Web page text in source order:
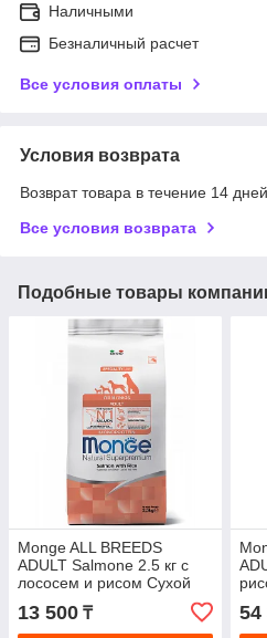
Наличными
Безналичный расчет
Все условия оплаты
Условия возврата
Возврат товара в течение 14
Все условия возврата
Подобные товары
Monge ALL BREEDS
ADULT Salmone 2.5 кг с
лососем и рисом Сухой
Корм для взрослых собак
всех пород
13 500 ₸ 54